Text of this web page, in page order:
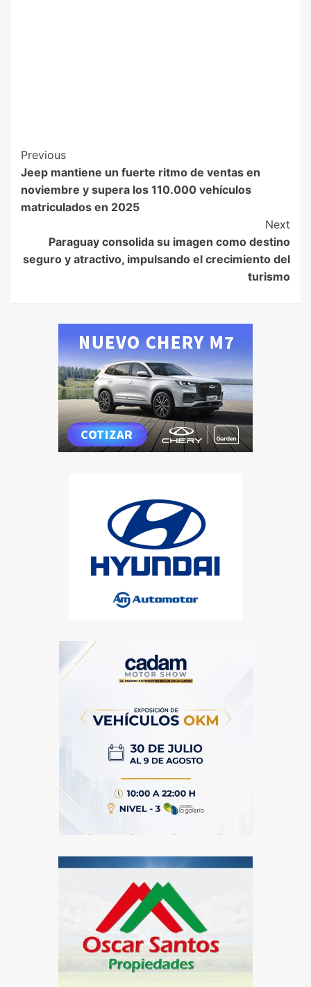
Previous
Jeep mantiene un fuerte ritmo de ventas en
noviembre y supera los 110.000 vehículos
matriculados en 2025
Next
Paraguay consolida su imagen como destino
seguro y atractivo, impulsando el crecimiento del
turismo